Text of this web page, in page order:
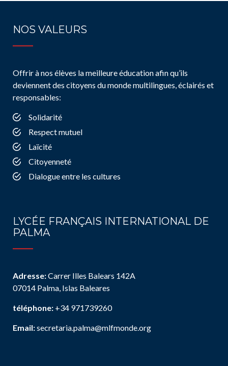
NOS VALEURS
Offrir à nos élèves la meilleure éducation afin qu’ils
deviennent des citoyens du monde multilingues, éclairés et
responsables:
Solidarité
Respect mutuel
Laïcité
Citoyenneté
Dialogue entre les cultures
LYCÉE FRANÇAIS INTERNATIONAL DE
PALMA
Adresse:Carrer Illes Balears 142A
07014 Palma, Islas Baleares
téléphone: +34 971739260
Email:secretaria.palma@mlfmonde.org